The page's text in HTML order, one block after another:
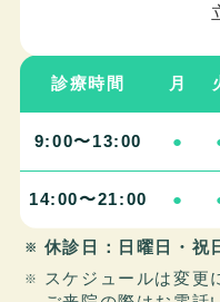
診療時間 月
9:00〜13:00 ●
14:00〜21:00 ●
休診日：日曜日・祝
スケジュールは変更